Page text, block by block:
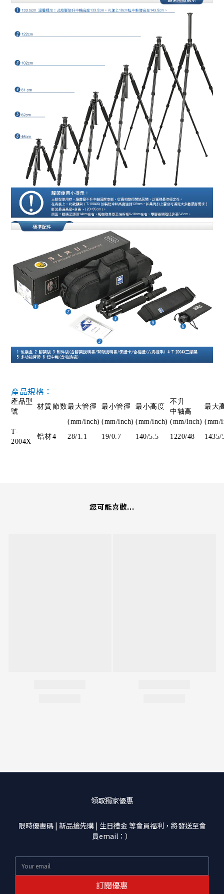
產品規格：
產品型
號
材質節数最大管徑 最小管徑 最小高度
不升
中轴高
最大
(mm/inch) (mm/inch) (mm/inch) (mm/inch) (mm/
T-
2004X
铝材4 28/1.1 19/0.7 140/5.5 1220/48 1435/
您可能喜歡...
領取獨家優惠
限時優惠碼 | 新品搶先購 | 生日禮金 等會員福利，將發送至會
員email：）
訂閱優惠